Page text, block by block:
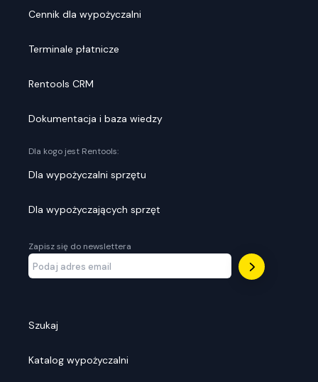
Cennik dla wypożyczalni
Terminale płatnicze
Rentools CRM
Dokumentacja i baza wiedzy
Dla kogo jest Rentools:
Dla wypożyczalni sprzętu
Dla wypożyczających sprzęt
Zapisz się do newslettera
Szukaj
Katalog wypożyczalni